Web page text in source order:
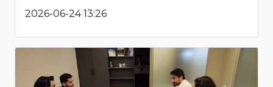
2026-06-24 13:26